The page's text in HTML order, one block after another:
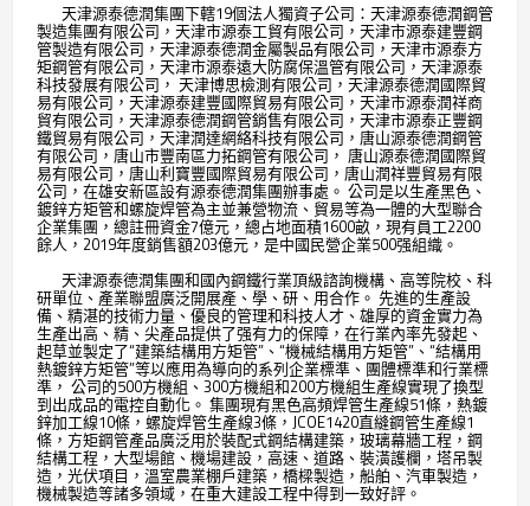
天津源泰德潤集團下轄19個法人獨資子公司：天津源泰德潤鋼管
製造集團有限公司，天津市源泰工貿有限公司，天津市源泰建豐鋼
管製造有限公司，天津源泰德潤金屬製品有限公司，天津市源泰方
矩鋼管有限公司，天津市源泰遠大防腐保溫管有限公司，天津源泰
科技發展有限公司， 天津博思檢測有限公司，天津源泰德潤國際貿
易有限公司，天津源泰建豐國際貿易有限公司，天津市源泰潤祥商
貿有限公司，天津源泰德潤鋼管銷售有限公司，天津市源泰正豐鋼
鐵貿易有限公司，天津潤達網絡科技有限公司，唐山源泰德潤鋼管
有限公司，唐山市豐南區力拓鋼管有限公司， 唐山源泰德潤國際貿
易有限公司，唐山利寶豐國際貿易有限公司，唐山潤祥豐貿易有限
公司，在雄安新區設有源泰德潤集團辦事處。 公司是以生產黑色、
鍍鋅方矩管和螺旋焊管為主並兼營物流、貿易等為一體的大型聯合
企業集團，總註冊資金7億元，總占地面積1600畝，現有員工2200
餘人，2019年度銷售額203億元，是中國民營企業500强組織。
天津源泰德潤集團和國內鋼鐵行業頂級諮詢機構、高等院校、科
研單位、產業聯盟廣泛開展產、學、研、用合作。 先進的生產設
備、精湛的技術力量、優良的管理和科技人才、雄厚的資金實力為
生產出高、精、尖產品提供了强有力的保障，在行業內率先發起、
起草並製定了“建築結構用方矩管”、“機械結構用方矩管”、“結構用
熱鍍鋅方矩管”等以應用為導向的系列企業標準、團體標準和行業標
準， 公司的500方機組、300方機組和200方機組生產線實現了換型
到出成品的電控自動化。 集團現有黑色高頻焊管生產線51條，熱鍍
鋅加工線10條，螺旋焊管生產線3條，JCOE1420直縫鋼管生產線1
條，方矩鋼管產品廣泛用於裝配式鋼結構建築，玻璃幕牆工程，鋼
結構工程，大型場館、機場建設，高速、道路、裝潢護欄，塔吊製
造，光伏項目，溫室農業棚戶建築，橋樑製造，船舶、汽車製造，
機械製造等諸多領域，在重大建設工程中得到一致好評。